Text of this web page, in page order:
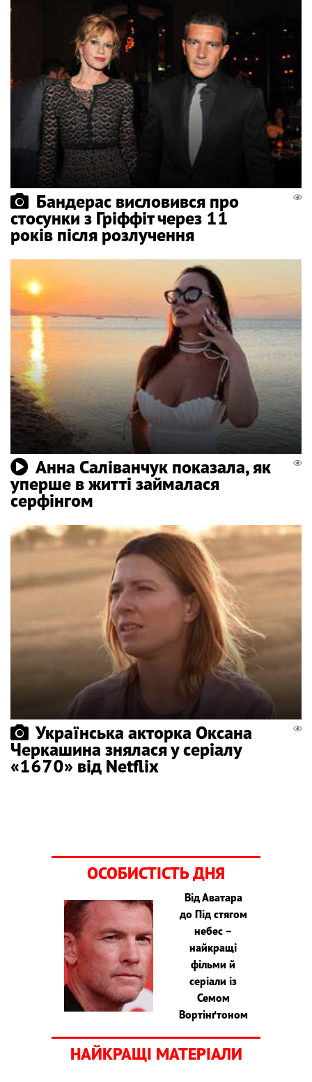
Бандерас висловився про
стосунки з Гріффіт через 11
років після розлучення
Анна Саліванчук показала, як
уперше в житті займалася
серфінгом
Українська акторка Оксана
Черкашина знялася у серіалу
«1670» від Netflix
ОСОБИСТІСТЬ ДНЯ
Від Аватара
до Під стягом
небес –
найкращі
фільми й
серіали із
Семом
Вортінґтоном
НАЙКРАЩІ МАТЕРІАЛИ